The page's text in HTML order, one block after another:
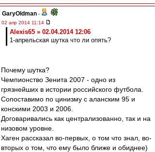
GaryOldman -
02 апр 2014 11:14
Alexis65 » 02.04.2014 12:06
1-апрельская шутка что ли опять?
Почему шутка?
Чемпионство Зенита 2007 - одно из
грязнейших в истории российского футбола.
Сопоставимо по цинизму с аланским 95 и
конскими 2003 и 2006.
Договаривались как централизованно, так и на
низовом уровне.
Хаген рассказал во-первых, о том что знал, во-
вторых о том, что ему было ближе и обиднее)